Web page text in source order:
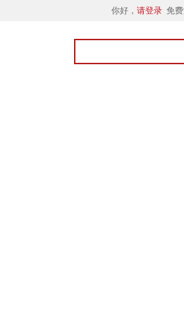
你好， 请登录 免